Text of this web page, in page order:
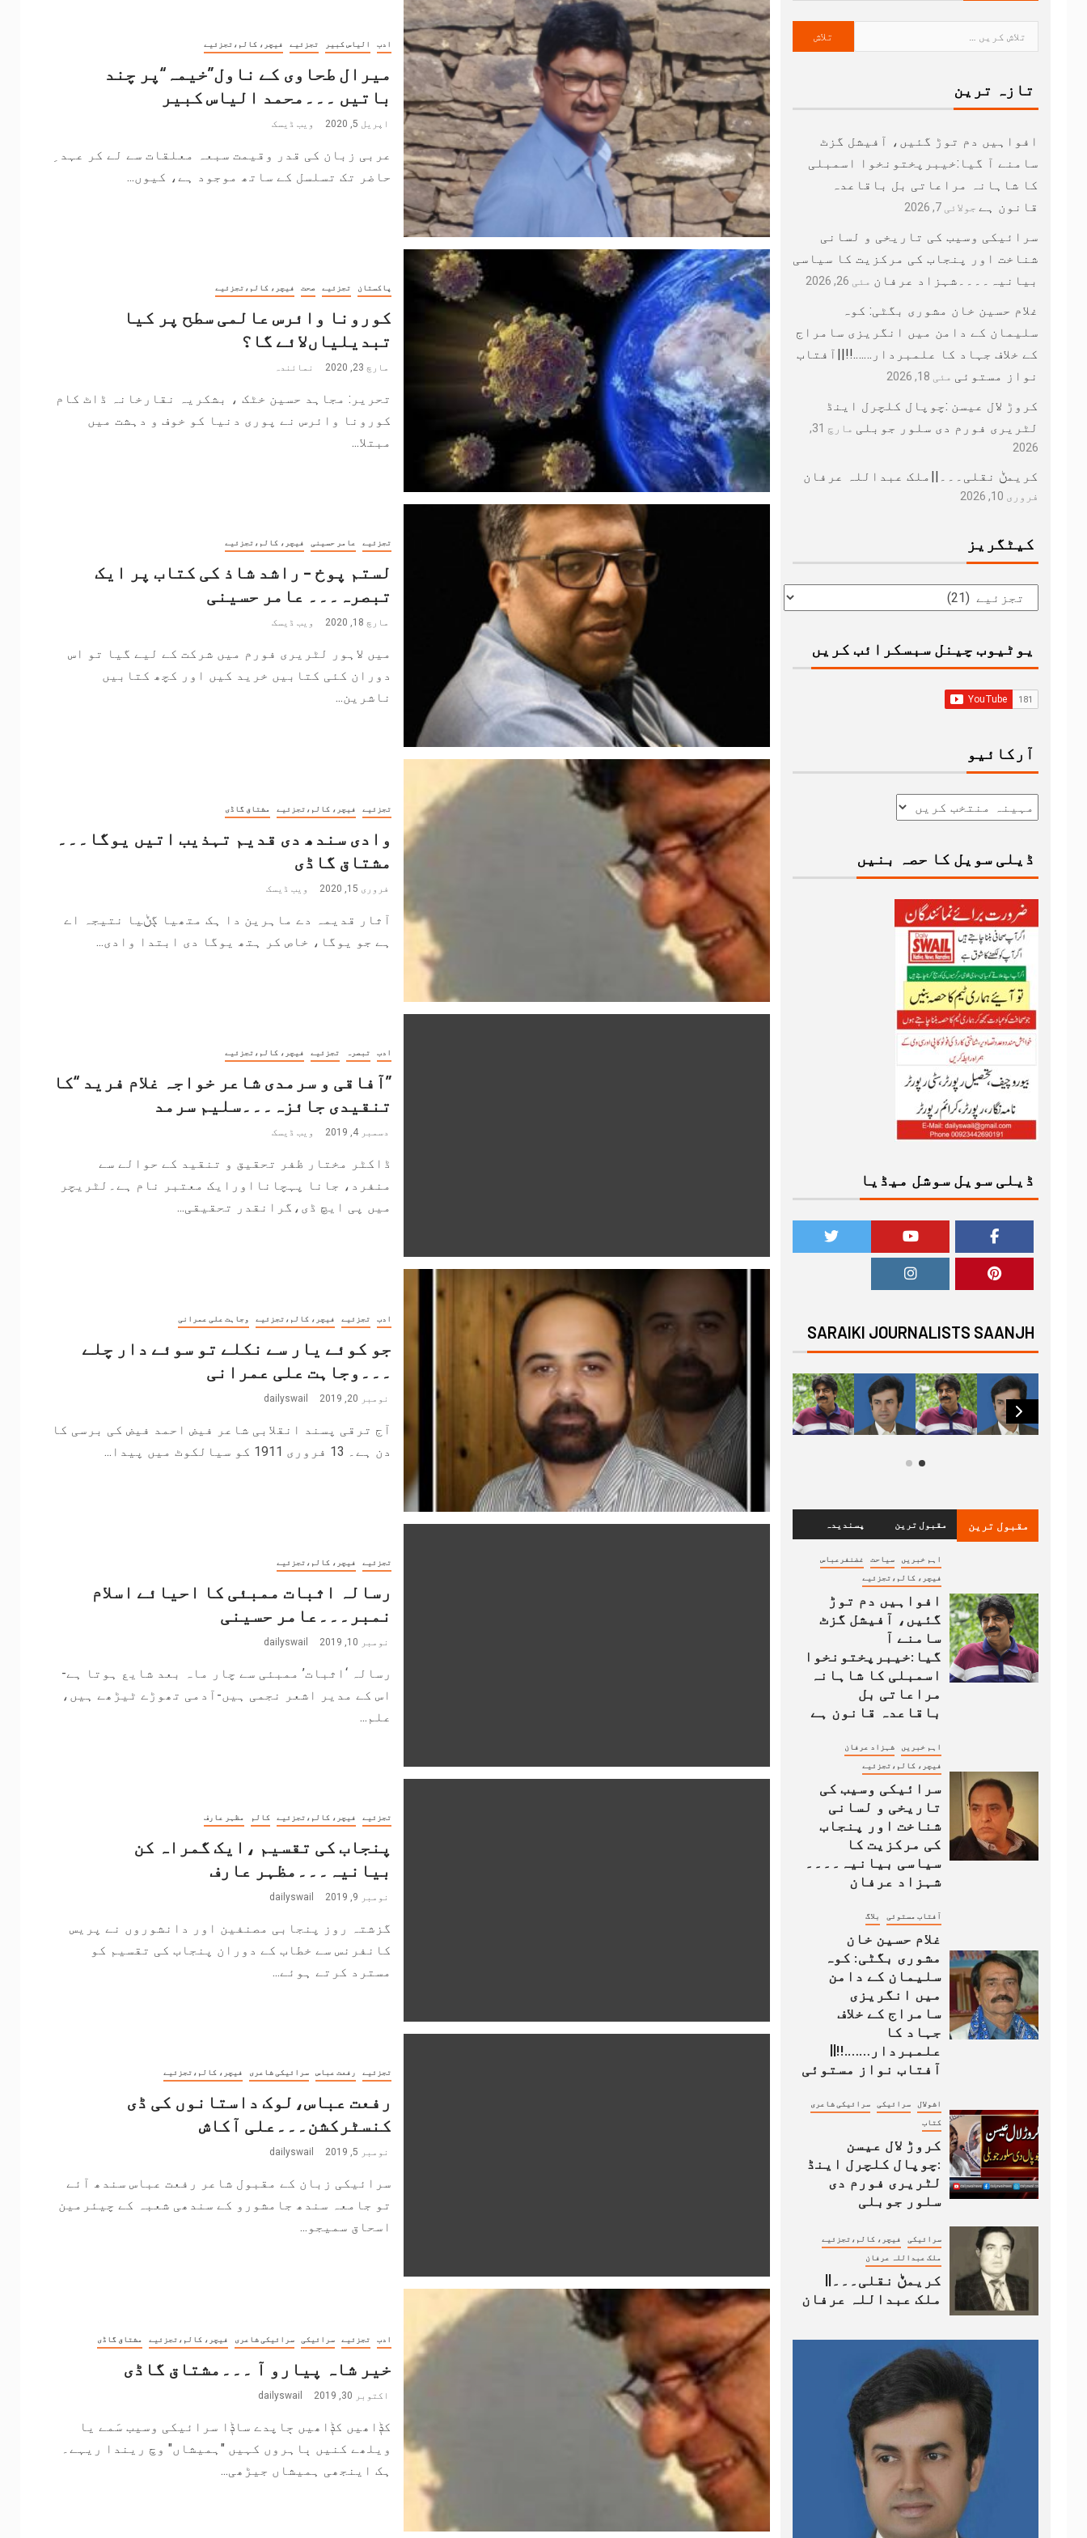
ادب الیاس کبیر تجزئیے فیچر، کالم،تجزئیے
میرال طحاوی کے ناول”خیمہ“پر چند
باتیں ۔۔۔محمد الیاس کبیر
اپریل 5, 2020 ویب ڈیسک
عربی زبان کی قدر وقیمت سبعہ معلقات سے لے کر عہد ِ
حاضر تک تسلسل کے ساتھ موجود ہے، کیوں...
پاکستان تجزئیے صحت فیچر، کالم،تجزئیے
کورونا وائرس عالمی سطح پر کیا
تبدیلیاں‌لائے گا؟
مارچ 23, 2020 نمائندہ
تحریر: مجاہد حسین خٹک ، بشکریہ نقارخانہ ڈاٹ کام
کورونا وائرس نے پوری دنیا کو خوف و دہشت میں
مبتلا...
تجزئیے عامر حسینی فیچر، کالم،تجزئیے
لستم پوخ – راشد شاذ کی کتاب پر ایک
تبصرہ۔۔۔ عامر حسینی
مارچ 18, 2020 ویب ڈیسک
میں لاہور لٹریری فورم میں شرکت کے لیے گیا تو اس
دوران کئی کتابیں خرید کیں اور کچھ کتابیں
ناشرین...
تجزئیے فیچر، کالم،تجزئیے مشتاق گاڈی
وادی سندھ دی قدیم تہذیب اتیں یوگا۔۔۔
مشتاق گاڈی
فروری 15, 2020 ویب ڈیسک
آثار قدیمہ دے ماہرین دا ہک متھیا ڳݨیا نتیجہ اے
ہے جو یوگا، خاص کر ہتھ یوگا دی ابتدا وادی...
ادب تبصرہ تجزئیے فیچر، کالم،تجزئیے
”آفاقی و سرمدی شاعر خواجہ غلام فرید “کا
تنقیدی جائزہ۔۔۔سلیم سرمد
دسمبر 4, 2019 ویب ڈیسک
ڈاکٹر مختار ظفر تحقیق و تنقید کے حوالے سے
منفرد، جانا پہچانااورایک معتبر نام ہے۔لٹریچر
میں پی ایچ ڈی،گرانقدر تحقیقی...
ادب تجزئیے فیچر، کالم،تجزئیے وجاہت علی عمرانی
جو کوئے یار سے نکلے تو سوئے دار چلے
۔۔۔وجاہت علی عمرانی
نومبر 20, 2019 dailyswail
آج ترقی پسند انقلابی شاعر فیض احمد فیض کی برسی کا
دن ہے۔ 13 فروری 1911 کو سیالکوٹ میں پیدا...
تجزئیے فیچر، کالم،تجزئیے
رسالہ اثبات ممبئی کا احیائے اسلام
نمبر۔۔۔عامر حسینی
نومبر 10, 2019 dailyswail
رسالہ ‘اثبات’ ممبئی سے چار ماہ بعد شایع ہوتا ہے-
اس کے مدیر اشعر نجمی ہیں-آدمی تھوڑے ٹیڑھے ہیں،
علم...
تجزئیے فیچر، کالم،تجزئیے کالم مظہر عارف
پنجاب کی تقسیم ،ایک گمراہ کن
بیانیہ۔۔۔مظہر عارف
نومبر 9, 2019 dailyswail
گزشتہ روز پنجابی مصنفین اور دانشوروں نے پریس
کانفرنس سے خطاب کے دوران پنجاب کی تقسیم کو
مسترد کرتے ہوئے...
تجزئیے رفعت عباس سرائیکی شاعری فیچر، کالم،تجزئیے
رفعت عباس،لوک داستانوں کی ڈی
کنسٹرکشن۔۔۔علی آکاش
نومبر 5, 2019 dailyswail
سرائیکی زبان کے مقبول شاعر رفعت عباس سندھ آئے
تو جامعہ سندھ جامشورو کے سندھی شعبہ کے چیئرمین
اسحاق سمیجو...
ادب تجزئیے سرائیکی سرائیکی شاعری فیچر، کالم،تجزئیے مشتاق گاڈی
خیر شاہ پیارو آ ۔۔۔مشتاق گاڈی
اکتوبر 30, 2019 dailyswail
کݙاھیں کݙاھیں ڄاپدے ساݙا سرائیکی وسیب سَمے یا
ویلھے کنیں ٻاہروں کہیں "ہمیشاں" وچ ریندا ریہے۔
ہک اینجھی ہمیشاں جیڑھی...
تازہ ترین
افواہیں دم توڑ گئیں، آفیشل گزٹ
سامنے آ گیا:خیبرپختونخوا اسمبلی
کا شاہانہ مراعاتی بل باقاعدہ
قانون ہے جولائی 7, 2026
سرائیکی وسیب کی تاریخی و لسانی
شناخت اور پنجاب کی مرکزیت کا سیاسی
بیانیہ۔۔۔۔شہزاد عرفان مئی 26, 2026
غلام حسین خان مشوری بگٹی: کوہ
سلیمان کے دامن میں انگریزی سامراج
کے خلاف جہاد کا علمبردار…….!!||آفتاب
نواز مستوئی مئی 18, 2026
کروڑ لال عیسن :چوپال کلچرل اینڈ
لٹریری فورم دی سلور جوبلی
مارچ 31,
2026
کریمݨ نقلی۔۔۔||ملک عبداللہ عرفان
فروری 10, 2026
کیٹگریز
یوٹیوب چینل سبسکرائب کریں
آرکائیو
ڈیلی سویل کا حصہ بنیں
ڈیلی سویل سوشل میڈیا
SARAIKI JOURNALISTS SAANJH
مقبول ترین مقبول ترین پسندیدہ
اہم خبریں سیاحت غضنفرعباس
فیچر، کالم،تجزئیے
افواہیں دم توڑ
گئیں، آفیشل گزٹ
سامنے آ
گیا:خیبرپختونخوا
اسمبلی کا شاہانہ
مراعاتی بل
باقاعدہ قانون ہے
اہم خبریں شہزاد عرفان
فیچر، کالم،تجزئیے
سرائیکی وسیب کی
تاریخی و لسانی
شناخت اور پنجاب
کی مرکزیت کا
سیاسی بیانیہ۔۔۔۔
شہزاد عرفان
آفتاب مستوئی بلاگ
غلام حسین خان
مشوری بگٹی: کوہ
سلیمان کے دامن
میں انگریزی
سامراج کے خلاف
جہاد کا
علمبردار…….!!||
آفتاب نواز مستوئی
اشولال سرائیکی سرائیکی شاعری
کتاب
کروڑ لال عیسن
:چوپال کلچرل اینڈ
لٹریری فورم دی
سلور جوبلی
سرائیکی فیچر، کالم،تجزئیے
ملک عبداللہ عرفان
کریمݨ نقلی۔۔۔||
ملک عبداللہ عرفان